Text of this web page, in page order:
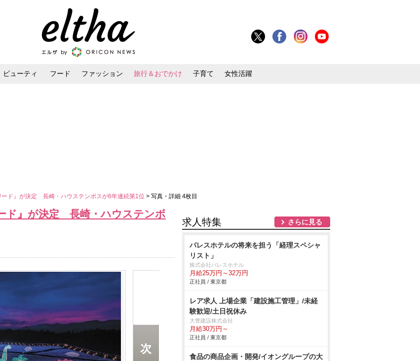
ビューティ フード ファッション 旅行＆おでかけ 子育て 女性活躍
ード』が決定 長崎・ハウステンボスが6年連続第1位 > 写真・詳細 4枚目
ド』が決定 長崎・ハウステンボ
求人特集 さらに見る
パレスホテルの将来を担う「経理スペシャ
リスト」
株式会社パレスホテル
月給25万円～32万円
正社員 / 東京都
レア求人 上場企業「建設施工管理」/未経
験歓迎/土日祝休み
大豊建設株式会社
月給30万円～
正社員 / 東京都
食品の商品企画・開発/イオングループの大